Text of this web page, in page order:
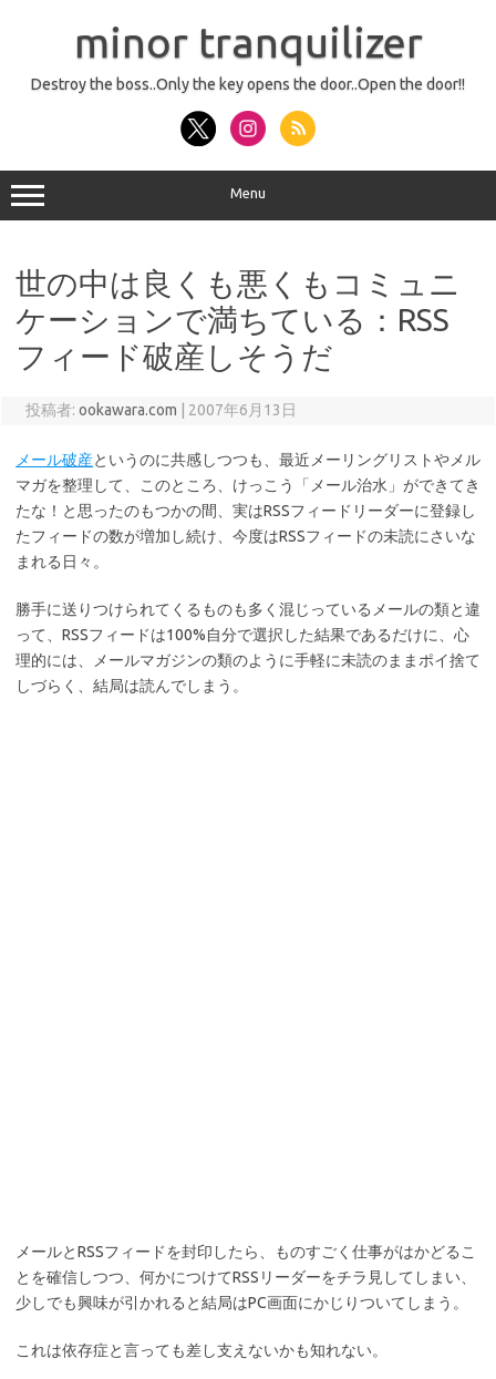
minor tranquilizer
Destroy the boss..Only the key opens the door..Open the door!!
Menu
世の中は良くも悪くもコミュニ
ケーションで満ちている：RSS
フィード破産しそうだ
投稿者: ookawara.com 2007年6月13日
メール破産というのに共感しつつも、最近メーリングリストやメル
マガを整理して、このところ、けっこう「メール治水」ができてき
たな！と思ったのもつかの間、実はRSSフィードリーダーに登録し
たフィードの数が増加し続け、今度はRSSフィードの未読にさいな
まれる日々。
勝手に送りつけられてくるものも多く混じっているメールの類と違
って、RSSフィードは100%自分で選択した結果であるだけに、心
理的には、メールマガジンの類のように手軽に未読のままポイ捨て
しづらく、結局は読んでしまう。
メールとRSSフィードを封印したら、ものすごく仕事がはかどるこ
とを確信しつつ、何かにつけてRSSリーダーをチラ見してしまい、
少しでも興味が引かれると結局はPC画面にかじりついてしまう。
これは依存症と言っても差し支えないかも知れない。